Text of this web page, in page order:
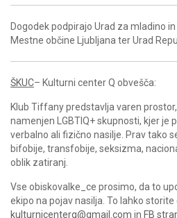
Dogodek podpirajo Urad za mladino
Mestne občine Ljubljana ter Urad
ŠKUC– Kulturni center Q obvešča:
Klub Tiffany predstavlja varen
namenjen LGBTIQ+ skupnosti, kjer je
verbalno ali fizično nasilje. Prav tako
bifobije, transfobije, seksizma,
oblik zatiranj.
Vse obiskovalke_ce prosimo, da to
ekipo na pojav nasilja. To lahko
kulturnicenterq@gmail.com in FB